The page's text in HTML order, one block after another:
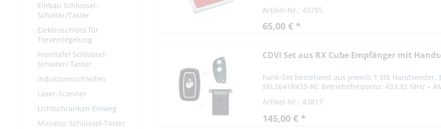
Einbau Schlüssel-
Schalter/Taster
Elektroschloss für
Torverriegelung
Fronttafel Schlüssel-
Schalter/ Taster
Induktionsschleifen
Laser-Scanner
Lichtschranken Einweg
Miniatur Schlüssel-Taster
Artikel-Nr.: 43785
65,00 € *
CDVI Set aus RX Cube Empfänger mit
Funk-Set bestehend aus jeweils 1 Stk
SEL2641R433-RC Betriebsfrequenz: 433,92 MHz –
Artikel-Nr.: 43817
145,00 € *